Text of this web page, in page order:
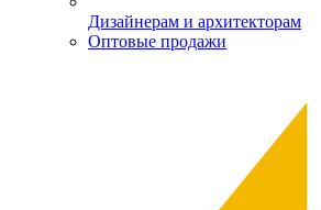
Дизайнерам и архитекторам
Оптовые продажи